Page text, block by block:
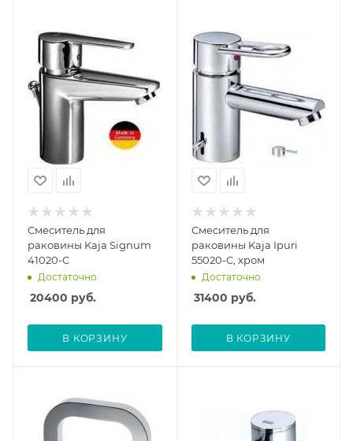
Смеситель для
раковины Kaja Signum
41020-C
Достаточно
20400 руб.
В КОРЗИНУ
Смеситель для
раковины Kaja Ipuri
55020-C, хром
Достаточно
31400 руб.
В КОРЗИНУ